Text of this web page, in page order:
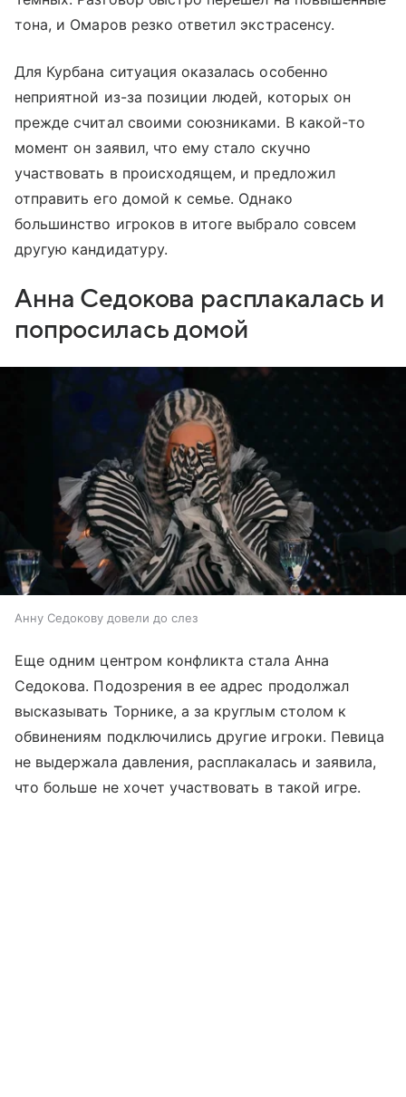
тона, и Омаров резко ответил экстрасенсу.
Для Курбана ситуация оказалась особенно
неприятной из-за позиции людей, которых он
прежде считал своими союзниками. В какой-то
момент он заявил, что ему стало скучно
участвовать в происходящем, и предложил
отправить его домой к семье. Однако
большинство игроков в итоге выбрало совсем
другую кандидатуру.
Анна Седокова расплакалась и
попросилась домой
Анну Седокову довели до слез
Еще одним центром конфликта стала Анна
Седокова. Подозрения в ее адрес продолжал
высказывать Торнике, а за круглым столом к
обвинениям подключились другие игроки. Певица
не выдержала давления, расплакалась и заявила,
что больше не хочет участвовать в такой игре.